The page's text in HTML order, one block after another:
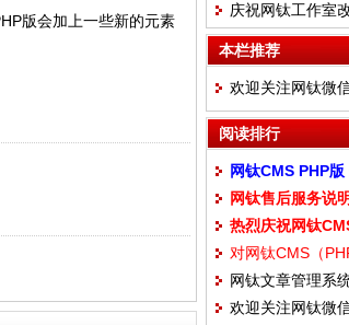
版会加上一些新的元素
OTCMS.com
庆祝网钛工作室
本栏推荐
欢迎关注网钛微
阅读排行
网钛CMS PHP
网钛售后服务说明
热烈庆祝网钛
对网钛CMS（
写在这里
网钛文章管理系
OTCMS.com
欢迎关注网钛微